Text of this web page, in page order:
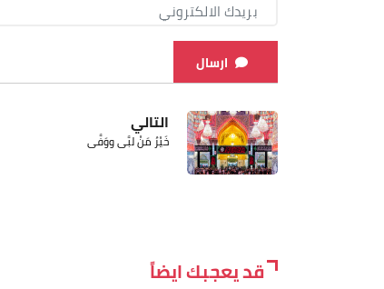
ارسال
التالي
خَيْرُ مَنْ لبَّى ووَفَّى
قد يعجبك ايضاً